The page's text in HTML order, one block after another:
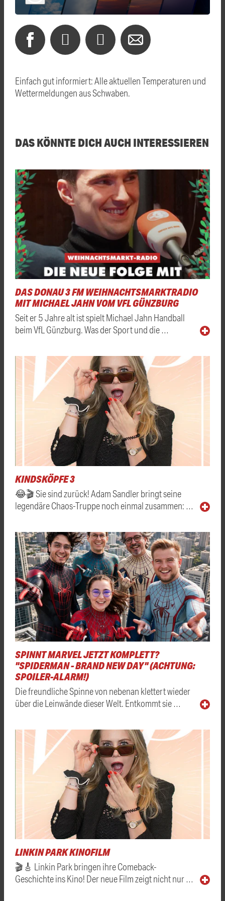
Einfach gut informiert: Alle aktuellen Temperaturen und
Wettermeldungen aus Schwaben.
DAS KÖNNTE DICH AUCH INTERESSIEREN
DAS DONAU 3 FM WEIHNACHTSMARKTRADIO
MIT MICHAEL JAHN VOM VFL GÜNZBURG
Seit er 5 Jahre alt ist spielt Michael Jahn Handball
beim VfL Günzburg. Was der Sport und die …
KINDSKÖPFE 3
😂🎬 Sie sind zurück! Adam Sandler bringt seine
legendäre Chaos-Truppe noch einmal zusammen: …
SPINNT MARVEL JETZT KOMPLETT?
"SPIDERMAN - BRAND NEW DAY" (ACHTUNG:
SPOILER-ALARM!)
Die freundliche Spinne von nebenan klettert wieder
über die Leinwände dieser Welt. Entkommt sie …
LINKIN PARK KINOFILM
🎬🎸 Linkin Park bringen ihre Comeback-
Geschichte ins Kino! Der neue Film zeigt nicht nur …